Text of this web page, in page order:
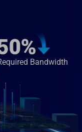
Bandwidth